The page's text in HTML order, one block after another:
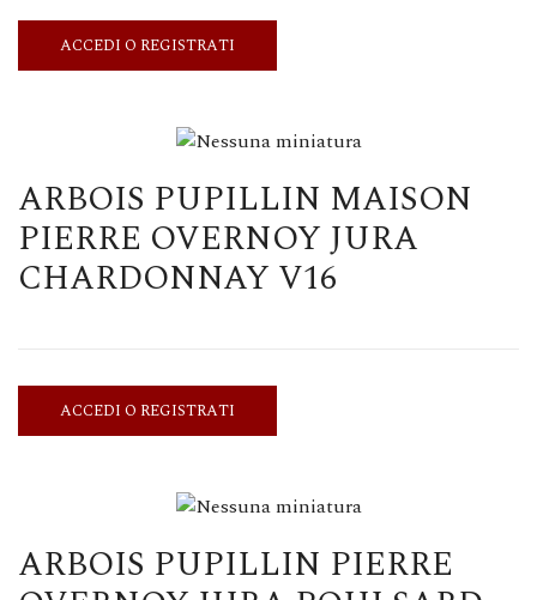
ACCEDI O REGISTRATI
ARBOIS PUPILLIN MAISON
PIERRE OVERNOY JURA
CHARDONNAY V16
ACCEDI O REGISTRATI
ARBOIS PUPILLIN PIERRE